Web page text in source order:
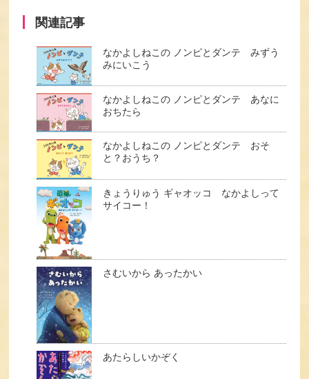
関連記事
なかよしねこの ノンピとダンテ みずう
みにいこう
なかよしねこの ノンピとダンテ あなに
おちたら
なかよしねこの ノンピとダンテ おそ
と？おうち？
きょうりゅう ギャオッコ なかよしって
サイコー！
さむいから あったかい
あたらしいかぞく